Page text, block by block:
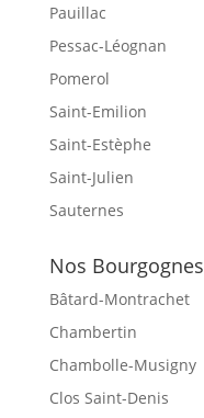
Pauillac
Pessac-Léognan
Pomerol
Saint-Emilion
Saint-Estèphe
Saint-Julien
Sauternes
Nos Bourgognes
Bâtard-Montrachet
Chambertin
Chambolle-Musigny
Clos Saint-Denis